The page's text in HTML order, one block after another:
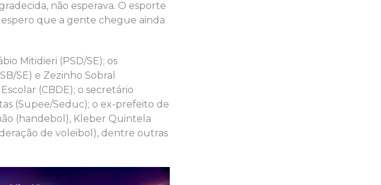
não esperava. O esporte
que a gente chegue ainda
Mitidieri (PSD/SE); os
SE) e Zezinho Sobral
(CBDE); o secretário
(Supee/Seduc); o ex-prefeito de
(handebol), Kleber Quintela
de voleibol), dentre outras